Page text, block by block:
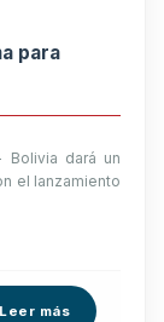
para
Bolivia dará un
el lanzamiento
Leer más